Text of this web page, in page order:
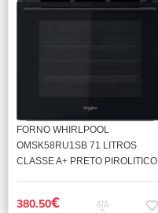
FORNO WHIRLPOOL
OMSK58RU1SB 71 LITROS
CLASSE A+ PRETO PIROLITICO
380.50€